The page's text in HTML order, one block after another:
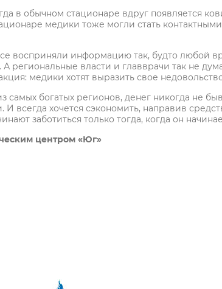
в обычном стационаре вдруг появляется
медики тоже могли стать
восприняли информацию так, будто любой
региональные власти и главврачи так не
медики хотят выразить свое
самых богатых регионов, денег никогда не
всегда хочется сэкономить, направив
заботиться только тогда, когда он
центром «Юг»